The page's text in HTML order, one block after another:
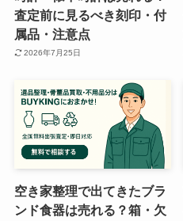
査定前に見るべき刻印・付
属品・注意点
2026年7月25日
空き家整理で出てきたブラ
ンド食器は売れる？箱・欠